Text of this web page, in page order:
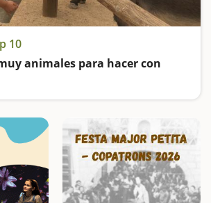
10
animales para hacer con
Haremos de pastores, de payés, visitaremos vacas famosas, aprendermos a hacer quesos, subiremos en caballos y ponis, descubriremos huellas de animales de hace 30 millones de años, subiremos en carros y descubriremos la fauna salvaje del Valle de Aran